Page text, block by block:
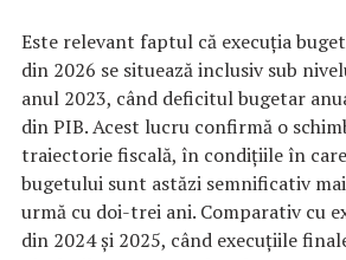
Este relevant faptul că execuția
din 2026 se situează inclusiv sub
anul 2023, când deficitul bugetar
din PIB. Acest lucru confirmă o
traiectorie fiscală, în condițiile în
bugetului sunt astăzi semnificativ
urmă cu doi-trei ani. Comparativ cu
din 2024 și 2025, când execuțiile